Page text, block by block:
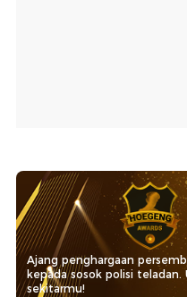
Ajang penghargaan
kepada sosok polisi
sekitarmu!